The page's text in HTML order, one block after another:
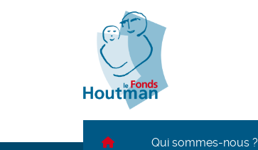
AccueilQui sommes-nous ?